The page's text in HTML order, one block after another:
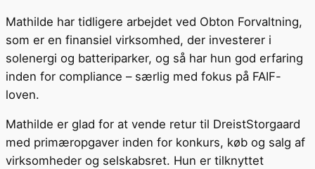
Mathilde har tidligere arbejdet ved Obton Forvaltning,
som er en finansiel virksomhed, der investerer i
solenergi og batteriparker, og så har hun god erfaring
inden for compliance – særlig med fokus på FAIF-
loven.
Mathilde er glad for at vende retur til DreistStorgaard
med primæropgaver inden for konkurs, køb og salg af
virksomheder og selskabsret. Hun er tilknyttet